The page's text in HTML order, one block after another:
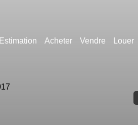
Estimation Acheter Vendre Louer